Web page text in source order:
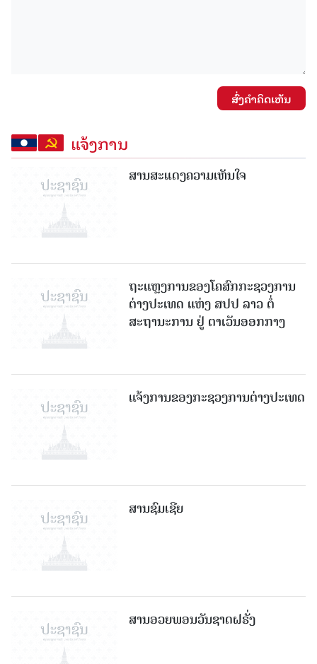
ສົ່ງຄໍາຄິດເຫັນ
ແຈ້ງການ
ສານສະແດງຄວາມເຫັນໃຈ
ຖະແຫຼງການຂອງໂຄສົກກະຊວງການ
ຕ່າງປະເທດ ແຫ່ງ ສປປ ລາວ ຕໍ່
ສະຖານະການ ຢູ່ ຕາເວັນອອກກາງ
ແຈ້ງການຂອງກະຊວງການຕ່າງປະເທດ
ສານຊົມເຊີຍ
ສານອວຍພອນວັນຊາດຝຣັ່ງ